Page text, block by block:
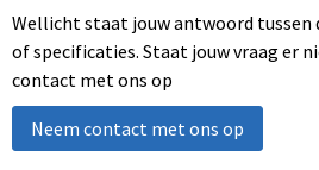
Wellicht staat jouw antwoord tussen
of specificaties. Staat jouw vraag er
contact met ons op
Neem contact met ons op